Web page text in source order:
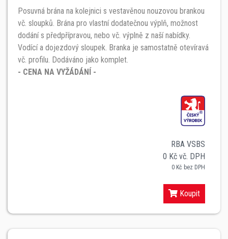
Posuvná brána na kolejnici s vestavěnou nouzovou brankou
vč. sloupků. Brána pro vlastní dodatečnou výplň, možnost
dodání s předpřípravou, nebo vč. výplně z naší nabídky.
Vodící a dojezdový sloupek. Branka je samostatně otevíravá
vč. profilu. Dodáváno jako komplet.
- CENA NA VYŽÁDÁNÍ -
RBA VSBS
0 Kč vč. DPH
0 Kč bez DPH
Koupit